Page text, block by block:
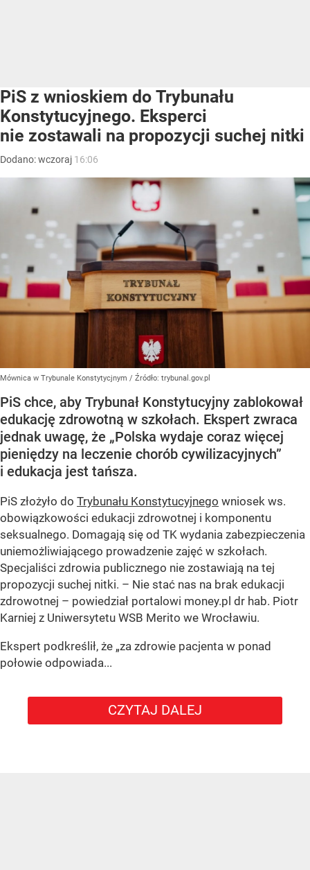
PiS z wnioskiem do Trybunału
Konstytucyjnego. Eksperci
nie zostawali na propozycji suchej nitki
Dodano:wczoraj 16:06
Mównica w Trybunale Konstytycjnym / Źródło: trybunal.gov.pl
PiS chce, aby Trybunał Konstytucyjny zablokował
edukację zdrowotną w szkołach. Ekspert zwraca
jednak uwagę, że „Polska wydaje coraz więcej
pieniędzy na leczenie chorób cywilizacyjnych”
i edukacja jest tańsza.
PiS złożyło do Trybunału Konstytucyjnego wniosek ws.
obowiązkowości edukacji zdrowotnej i komponentu
seksualnego. Domagają się od TK wydania zabezpieczenia
uniemożliwiającego prowadzenie zajęć w szkołach.
Specjaliści zdrowia publicznego nie zostawiają na tej
propozycji suchej nitki. – Nie stać nas na brak edukacji
zdrowotnej – powiedział portalowi money.pl dr hab. Piotr
Karniej z Uniwersytetu WSB Merito we Wrocławiu.
Ekspert podkreślił, że „za zdrowie pacjenta w ponad
połowie odpowiada...
CZYTAJ DALEJ